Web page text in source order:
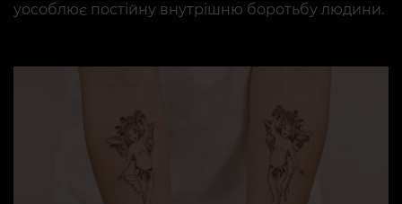
уособлює постійну внутрішню боротьбу людини.